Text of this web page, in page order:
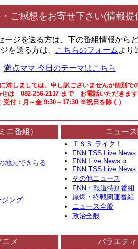
ご感想をお寄せ下さい(情報提
ージを送る方は、下の番組情報からど
を送る方は、
こちらのフォーム より
満点ママ 今日のテーマはこちら
対しましては、申し訳ございませんが個別で
は 082-256-2117 まで お電話いただきます
受付：月～金 9:30～17:30 ※祝日を除く）
ニ番組）
地元できらる
ジング
ニュー
ＴＳＳ ライク！
FNN TSS Live News
FNN Live News α
FNN TSS Live News
その他ニュース
FNN・報道特別番組
原爆・終戦関連番組
ニュース全般
政治全般
ニメ バラエテ